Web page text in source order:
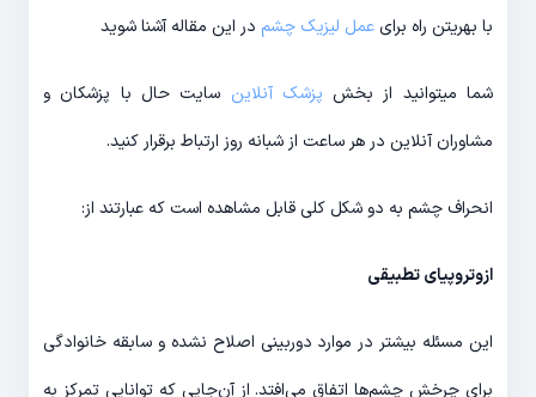
با بهریتن راه برایعمل لیزیک چشم در این مقاله آشنا شوید
شما میتوانید از بخش پزشک آنلاین سایت حال با پزشکان و
مشاوران آنلاین در هر ساعت از شبانه روز ارتباط برقرار کنید.
انحراف چشم به دو شکل کلی قابل مشاهده است که عبارتند از:
ازوتروپیای تطبیقی
این مسئله بیشتر در موارد دوربینی اصلاح نشده و سابقه خانوادگی
برای چرخش چشم‌ها اتفاق می‌افتد. از آن‌جایی که توانایی تمرکز به